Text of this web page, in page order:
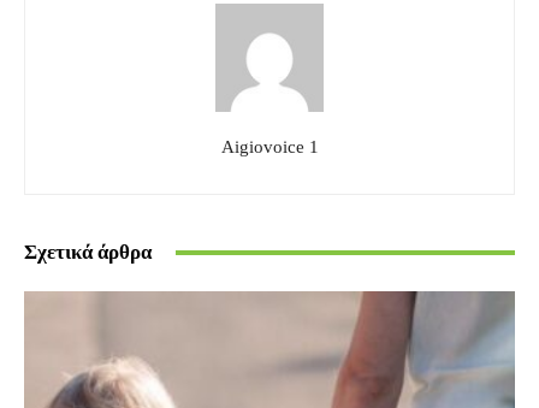
Aigiovoice 1
Σχετικά άρθρα